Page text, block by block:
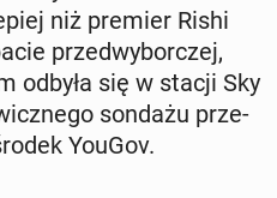
niż premier Rishi
przed­wy­bor­czej,
odbyła się w stacji Sky
sondażu prze­
YouGov.